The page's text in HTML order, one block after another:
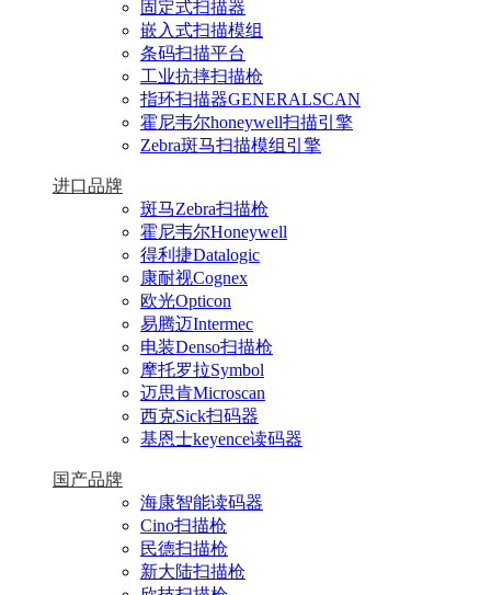
固定式扫描器
嵌入式扫描模组
条码扫描平台
工业抗摔扫描枪
指环扫描器GENERALSCAN
霍尼韦尔honeywell扫描引擎
Zebra斑马扫描模组引擎
进口品牌
斑马Zebra扫描枪
霍尼韦尔Honeywell
得利捷Datalogic
康耐视Cognex
欧光Opticon
易腾迈Intermec
电装Denso扫描枪
摩托罗拉Symbol
迈思肯Microscan
西克Sick扫码器
基恩士keyence读码器
国产品牌
海康智能读码器
Cino扫描枪
民德扫描枪
新大陆扫描枪